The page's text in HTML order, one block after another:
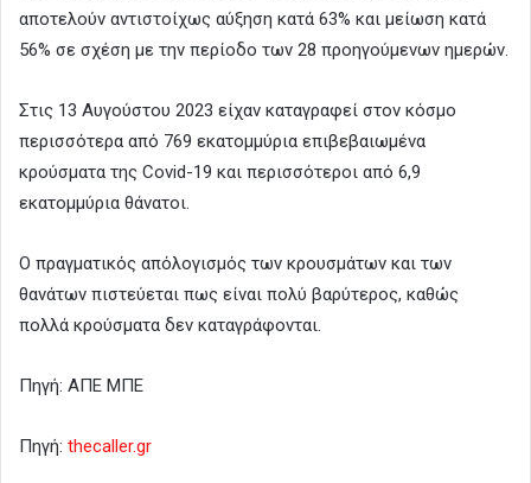
αποτελούν αντιστοίχως αύξηση κατά 63% και μείωση κατά
56% σε σχέση με την περίοδο των 28 προηγούμενων ημερών.
Στις 13 Αυγούστου 2023 είχαν καταγραφεί στον κόσμο
περισσότερα από 769 εκατομμύρια επιβεβαιωμένα
κρούσματα της Covid-19 και περισσότεροι από 6,9
εκατομμύρια θάνατοι.
Ο πραγματικός απόλογισμός των κρουσμάτων και των
θανάτων πιστεύεται πως είναι πολύ βαρύτερος, καθώς
πολλά κρούσματα δεν καταγράφονται.
Πηγή: ΑΠΕ ΜΠΕ
Πηγή: thecaller.gr